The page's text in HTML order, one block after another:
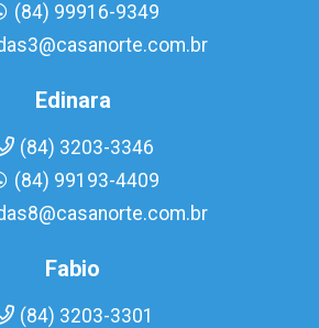
(84) 99916-9349
Edinara
(84) 3203-3346
(84) 99193-4409
Fabio
(84) 3203-3301